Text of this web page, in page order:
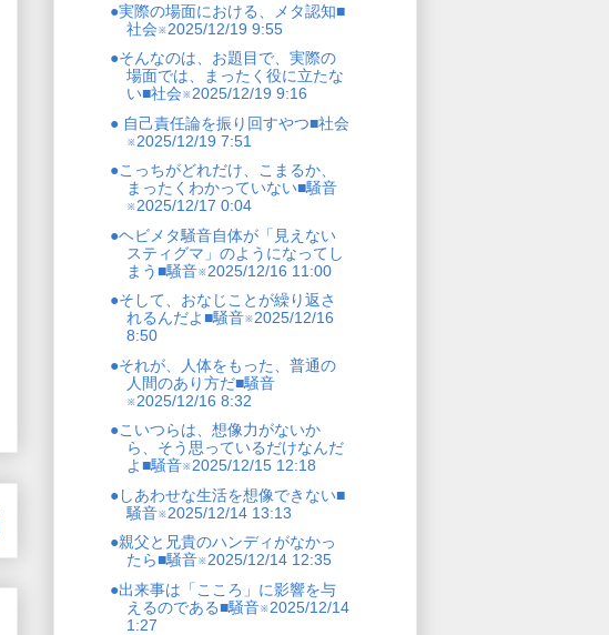
●実際の場面における、メタ認知■
社会※2025/12/19 9:55
●そんなのは、お題目で、実際の
場面では、まったく役に立たな
い■社会※2025/12/19 9:16
● 自己責任論を振り回すやつ■社会
※2025/12/19 7:51
●こっちがどれだけ、こまるか、
まったくわかっていない■騒音
※2025/12/17 0:04
●ヘビメタ騒音自体が「見えない
スティグマ」のようになってし
まう■騒音※2025/12/16 11:00
●そして、おなじことが繰り返さ
れるんだよ■騒音※2025/12/16
8:50
●それが、人体をもった、普通の
人間のあり方だ■騒音
※2025/12/16 8:32
●こいつらは、想像力がないか
ら、そう思っているだけなんだ
よ■騒音※2025/12/15 12:18
●しあわせな生活を想像できない■
騒音※2025/12/14 13:13
●親父と兄貴のハンディがなかっ
たら■騒音※2025/12/14 12:35
●出来事は「こころ」に影響を与
えるのである■騒音※2025/12/14
1:27